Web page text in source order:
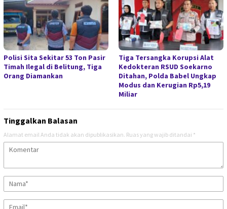
Polisi Sita Sekitar 53 Ton Pasir
Timah Ilegal di Belitung, Tiga
Orang Diamankan
Tiga Tersangka Korupsi Alat
Kedokteran RSUD Soekarno
Ditahan, Polda Babel Ungkap
Modus dan Kerugian Rp5,19
Miliar
Tinggalkan Balasan
Alamat email Anda tidak akan dipublikasikan. Ruas yang wajib ditandai *